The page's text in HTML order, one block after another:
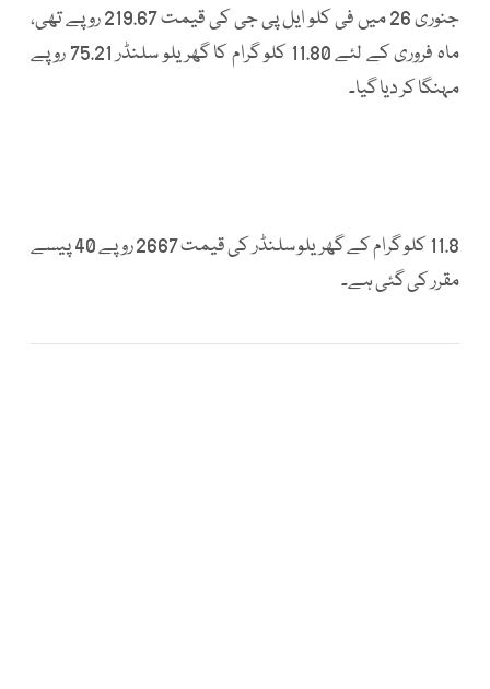
جنوری 26 میں فی کلو ایل پی جی کی قیمت 219.67 روپے تھی،
ماہ فروری کے لئے 11.80 کلو گرام کا گھریلو سلنڈر 75.21 روپے
مہنگا کر دیا گیا۔
11.8 کلو گرام کے گھریلو سلنڈر کی قیمت 2667 روپے 40 پیسے
مقرر کی گئی ہے۔